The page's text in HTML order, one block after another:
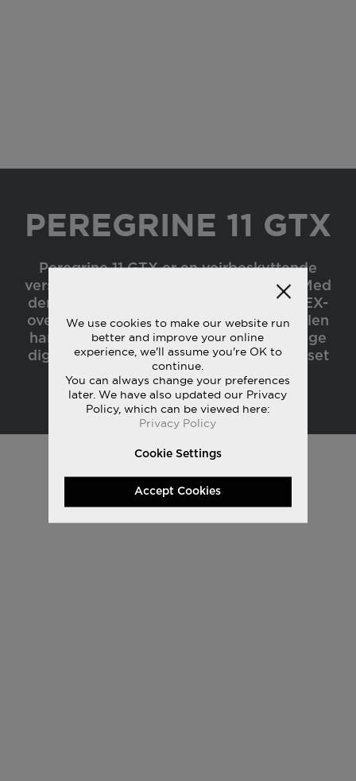
PEREGRINE 11 GTX
Peregrine 11 GTX er en vejrbeskyttende
version af vores mest alsidige trailsko. Med
den vandtætte beskyttelse fra GORE-TEX-
overdelen og masser af greb fra ydersålen
har du alt hvad du behøver for at bevæge
dig hurtigt igennem ujævnt terræn, uanset
forholdene.
We use cookies to make our website run
better and improve your online
experience, we'll assume you're OK to
continue.
You can always change your preferences
later. We have also updated our Privacy
Policy, which can be viewed here:
Privacy Policy
Cookie Settings
Accept Cookies